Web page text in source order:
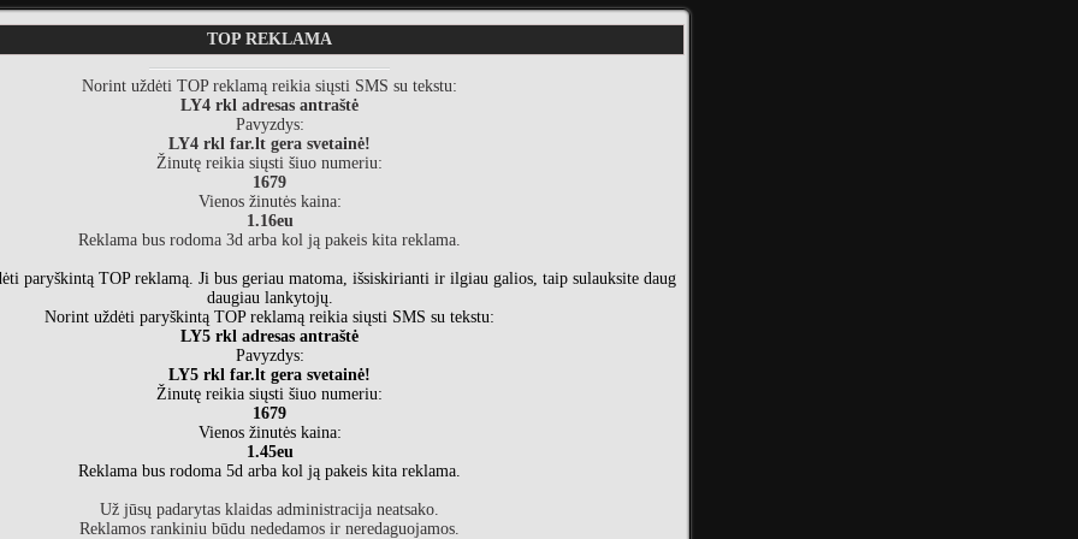
TOP REKLAMA
Norint uždėti TOP reklamą reikia siųsti SMS su tekstu:
LY4 rkl adresas antraštė
Pavyzdys:
LY4 rkl far.lt gera svetainė!
Žinutę reikia siųsti šiuo numeriu:
1679
Vienos žinutės kaina:
1.16eu
Reklama bus rodoma 3d arba kol ją pakeis kita reklama.
paryškintą TOP reklamą. Ji bus geriau matoma, išsiskirianti ir ilgiau galios, taip sulauksite daug
daugiau lankytojų.
Norint uždėti paryškintą TOP reklamą reikia siųsti SMS su tekstu:
LY5 rkl adresas antraštė
Pavyzdys:
LY5 rkl far.lt gera svetainė!
Žinutę reikia siųsti šiuo numeriu:
1679
Vienos žinutės kaina:
1.45eu
Reklama bus rodoma 5d arba kol ją pakeis kita reklama.
Už jūsų padarytas klaidas administracija neatsako.
Reklamos rankiniu būdu nededamos ir neredaguojamos.